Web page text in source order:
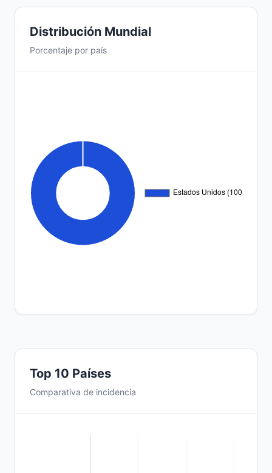
Distribución Mundial
Porcentaje por país
Top 10 Países
Comparativa de incidencia